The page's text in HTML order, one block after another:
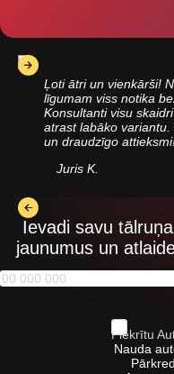
Ļoti ātri un vienkārši!
līgumam viss notika
Konsultanti visu
atrast labāko
un draudzīgo
Juris K.
Ievadi savu
jaunumus un
Piekrītu
Nauda